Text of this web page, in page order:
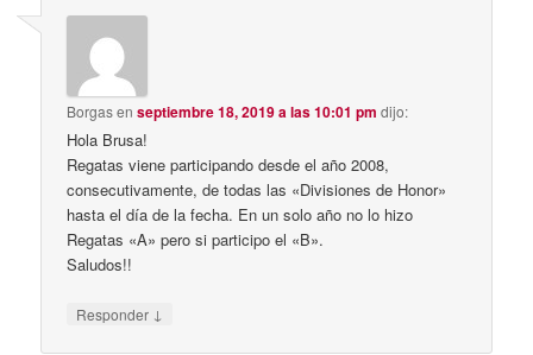
Borgasenseptiembre 18, 2019 a las 10:01 pm dijo:
Hola Brusa!
Regatas viene participando desde el año 2008,
consecutivamente, de todas las «Divisiones de Honor»
hasta el día de la fecha. En un solo año no lo hizo
Regatas «A» pero si participo el «B».
Saludos!!
Responder ↓